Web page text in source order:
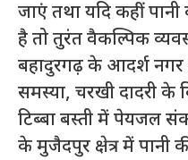
जाएं तथा यदि कहीं पानी
है तो तुरंत वैकल्पिक
बहादुरगढ़ के आदर्श नगर
समस्या, चरखी दादरी के
टिब्बा बस्ती में पेयजल
के मुजैदपुर क्षेत्र में पानी